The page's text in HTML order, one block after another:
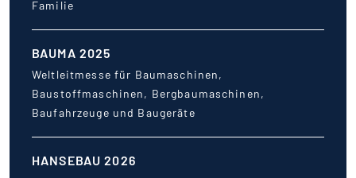
Familie
BAUMA 2025
Weltleitmesse für Baumaschinen,
Baustoffmaschinen, Bergbaumaschinen,
Baufahrzeuge und Baugeräte
HANSEBAU 2026